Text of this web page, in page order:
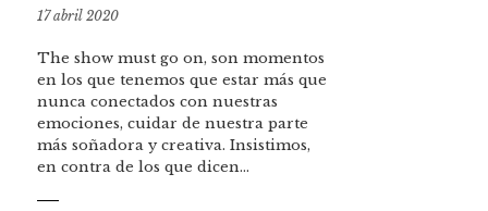
17 abril 2020
The show must go on, son momentos
en los que tenemos que estar más que
nunca conectados con nuestras
emociones, cuidar de nuestra parte
más soñadora y creativa. Insistimos,
en contra de los que dicen…